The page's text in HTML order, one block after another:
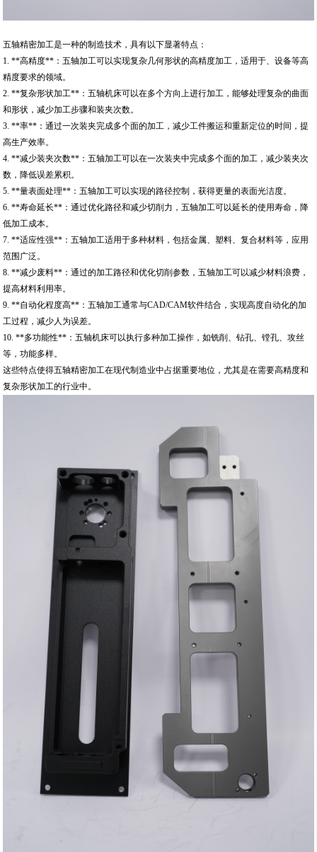
五轴精密加工是一种的制造技术，具有以下显著特点：
1. **高精度**：五轴加工可以实现复杂几何形状的高精度加工，适用于、设备等高
精度要求的领域。
2. **复杂形状加工**：五轴机床可以在多个方向上进行加工，能够处理复杂的曲面
和形状，减少加工步骤和装夹次数。
3. **率**：通过一次装夹完成多个面的加工，减少工件搬运和重新定位的时间，提
高生产效率。
4. **减少装夹次数**：五轴加工可以在一次装夹中完成多个面的加工，减少装夹次
数，降低误差累积。
5. **量表面处理**：五轴加工可以实现的路径控制，获得更量的表面光洁度。
6. **寿命延长**：通过优化路径和减少切削力，五轴加工可以延长的使用寿命，降
低加工成本。
7. **适应性强**：五轴加工适用于多种材料，包括金属、塑料、复合材料等，应用
范围广泛。
8. **减少废料**：通过的加工路径和优化切削参数，五轴加工可以减少材料浪费，
提高材料利用率。
9. **自动化程度高**：五轴加工通常与CAD/CAM软件结合，实现高度自动化的加
工过程，减少人为误差。
10. **多功能性**：五轴机床可以执行多种加工操作，如铣削、钻孔、镗孔、攻丝
等，功能多样。
这些特点使得五轴精密加工在现代制造业中占据重要地位，尤其是在需要高精度和
复杂形状加工的行业中。